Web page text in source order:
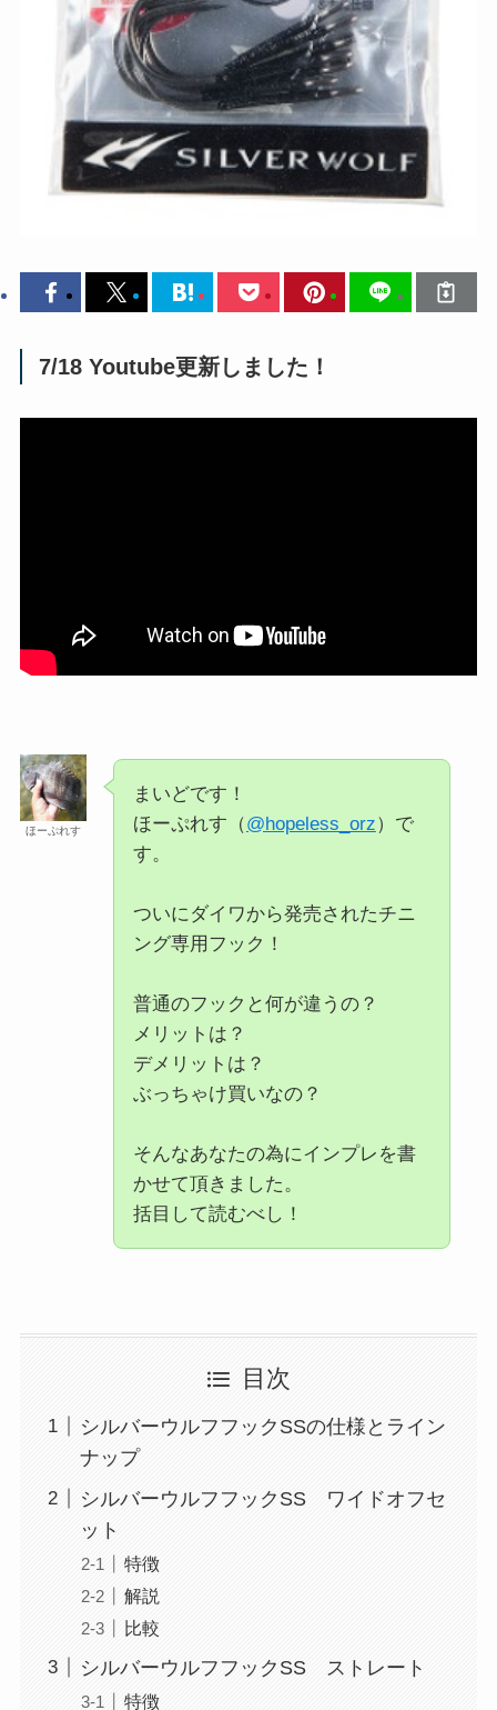
7/18 Youtube更新しました！
ほーぷれす
まいどです！
ほーぷれす（@hopeless_orz）で
す。
ついにダイワから発売されたチニ
ング専用フック！
普通のフックと何が違うの？
メリットは？
デメリットは？
ぶっちゃけ買いなの？
そんなあなたの為にインプレを書
かせて頂きました。
括目して読むべし！
目次
シルバーウルフフックSSの仕様とライン
ナップ
シルバーウルフフックSS ワイドオフセ
ット
特徴
解説
比較
シルバーウルフフックSS ストレート
特徴